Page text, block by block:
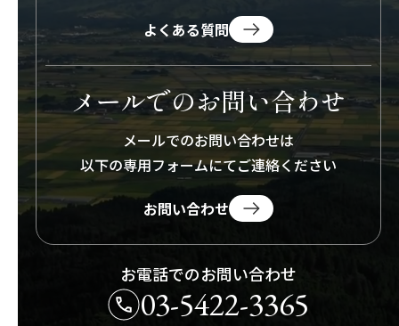
よくある質問
メールでのお問い合わせ
メールでのお問い合わせは
以下の専用フォームにてご連絡ください
お問い合わせ
お電話でのお問い合わせ
03-5422-3365